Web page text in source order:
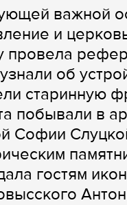
важной
и
провела
об
старинную
побывали в
Софии
гостям